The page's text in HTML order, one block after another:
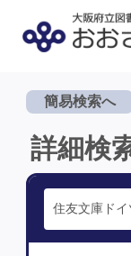
簡易検索へ
詳細検